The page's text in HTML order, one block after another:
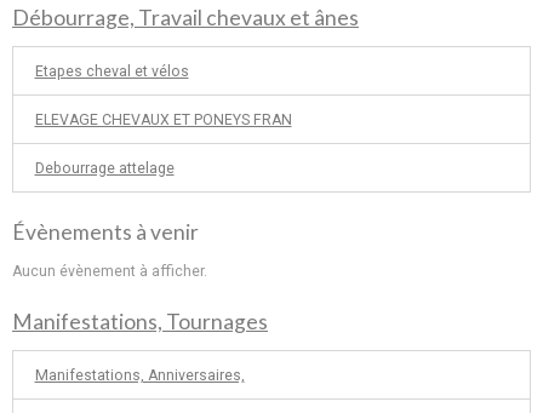
Débourrage, Travail chevaux et ânes
Etapes cheval et vélos
ELEVAGE CHEVAUX ET PONEYS FRAN
Debourrage attelage
Évènements à venir
Aucun évènement à afficher.
Manifestations, Tournages
Manifestations, Anniversaires,